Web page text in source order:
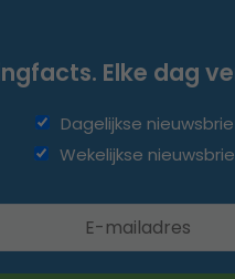
Elke dag
Dagelijkse
Wekelijkse